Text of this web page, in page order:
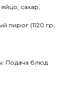
сахар,
пирог (1120 гр,
Подача блюд